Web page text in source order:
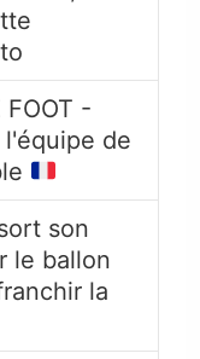
FOOT -
l'équipe de
son
le ballon
la